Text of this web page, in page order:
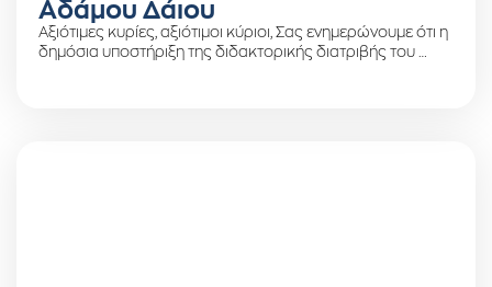
Αδάμου Δάιου
Αξιότιμες κυρίες, αξιότιμοι κύριοι, Σας ενημερώνουμε ότι η
δημόσια υποστήριξη της διδακτορικής διατριβής του …